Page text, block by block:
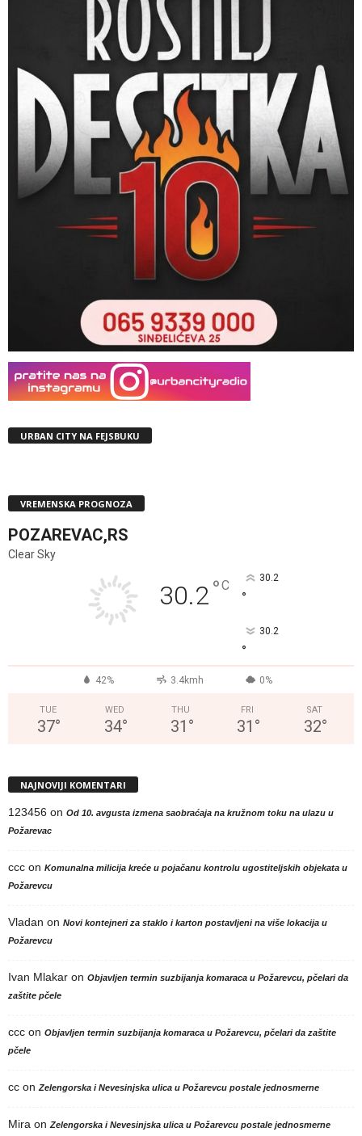
URBAN CITY NA FEJSBUKU
VREMENSKA PROGNOZA
POZAREVAC,RS
Clear Sky
30.2°C 30.2
°
30.2
°
42% 3.4kmh 0%
TUE
37°
WED
34°
THU
31 °
FRI
31 °
SAT
32°
NAJNOVIJI KOMENTARI
123456 on Od 10. avgusta izmena saobraćaja na kružnom toku na ulazu u
Požarevac
ccc on Komunalna milicija kreće u pojačanu kontrolu ugostiteljskih objekata u
Požarevcu
Vladan on Novi kontejneri za staklo i karton postavljeni na više lokacija u
Požarevcu
Ivan Mlakar on Objavljen termin suzbijanja komaraca u Požarevcu, pčelari da
zaštite pčele
ccc on Objavljen termin suzbijanja komaraca u Požarevcu, pčelari da zaštite
pčele
cc on Zelengorska i Nevesinjska ulica u Požarevcu postale jednosmerne
Mira on Zelengorska i Nevesinjska ulica u Požarevcu postale jednosmerne